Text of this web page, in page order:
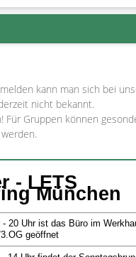
kann man sich bei
nicht bekannt.
Für Gruppen können